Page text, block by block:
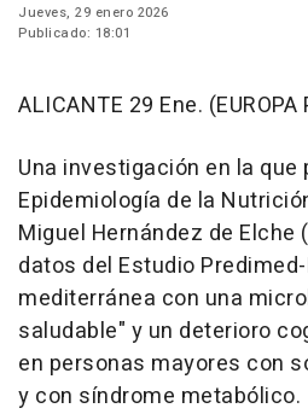
Jueves, 29 enero 2026
Publicado: 18:01
ALICANTE 29 Ene. (EUROPA
Una investigación en la que
Epidemiología de la
Miguel Hernández de Elche
datos del Estudio
mediterránea con una
saludable" y un deterioro
en personas mayores con
y con síndrome metabólico.